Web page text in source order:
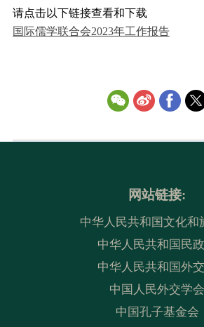
请点击以下链接查看和下载
国际儒学联合会2023年工作报告
网站链接:
中华人民共和国文化和
中华人民共和国民
中华人民共和国外
中国人民外交学会
中国孔子基金会